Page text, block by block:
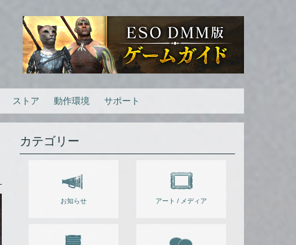
ストア 動作環境 サポート
カテゴリー
お知らせ アート / メディア